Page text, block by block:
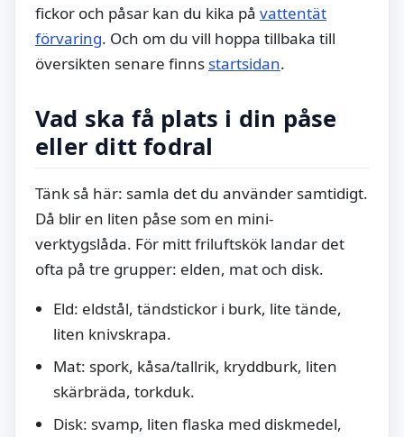
fickor och påsar kan du kika på vattentät
förvaring. Och om du vill hoppa tillbaka till
översikten senare finns startsidan.
Vad ska få plats i din påse
eller ditt fodral
Tänk så här: samla det du använder samtidigt.
Då blir en liten påse som en mini-
verktygslåda. För mitt friluftskök landar det
ofta på tre grupper: elden, mat och disk.
Eld: eldstål, tändstickor i burk, lite tände,
liten knivskrapa.
Mat: spork, kåsa/tallrik, kryddburk, liten
skärbräda, torkduk.
Disk: svamp, liten flaska med diskmedel,